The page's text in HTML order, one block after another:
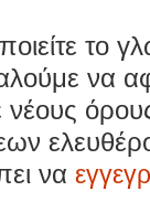
το
να
να